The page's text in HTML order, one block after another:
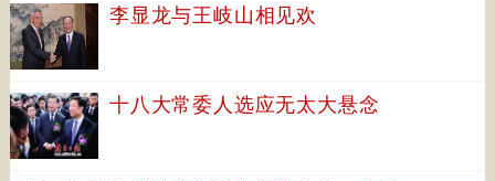
李显龙与王岐山相见欢
十八大常委人选应无太大悬念